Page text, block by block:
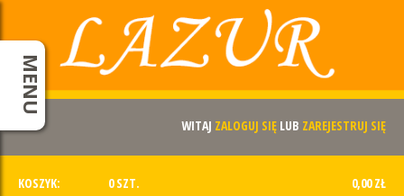
WITAJ ZALOGUJ SIĘ LUB ZAREJESTRUJ SIĘ
KOSZYK: 0 SZT. 0,00 ZŁ
MENU